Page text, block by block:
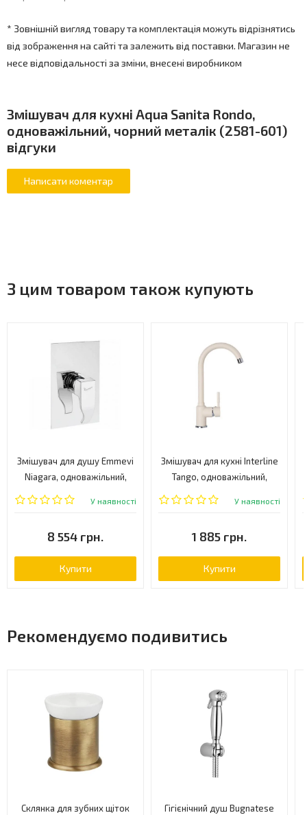
* Зовнішній вигляд товару та комплектація можуть відрізнятись
від зображення на сайті та залежить від поставки. Магазин не
несе відповідальності за зміни, внесені виробником
Змішувач для кухні Aqua Sanita Rondo,
одноважільний, чорний металік (2581-601)
відгуки
З цим товаром також купують
Змішувач для душу Emmevi
Niagara, одноважільний,
білий (BIO74009)
У наявності
8 554 грн.
Купити
Змішувач для кухні Interline
Tango, одноважільний,
слонова кістка (TANGO OLD
У наявності
1 885 грн.
Купити
Рекомендуємо подивитись
Склянка для зубних щіток
Гігієнічний душ Bugnatese